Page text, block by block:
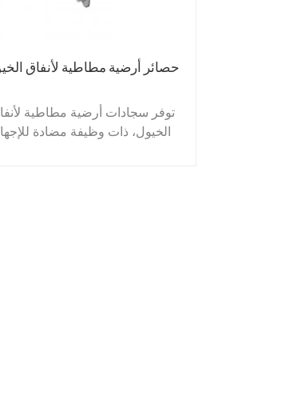
حصائر أرضية مطاطية لأنفاق
توفر سجادات أرضية مطاطية
الخيول، ذات وظيفة مضادة